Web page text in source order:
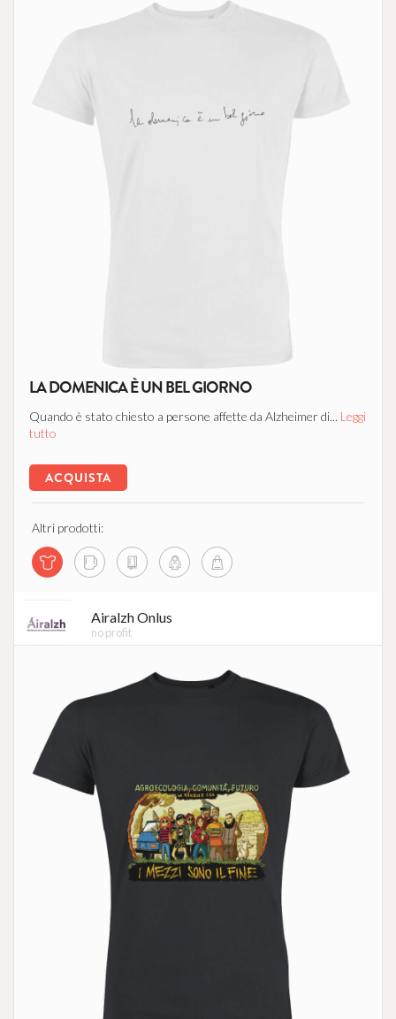
LA DOMENICA È UN BEL GIORNO
Quando è stato chiesto a persone affette da Alzheimer di... Leggi
tutto
ACQUISTA
Altri prodotti:
Airalzh Onlus
no profit